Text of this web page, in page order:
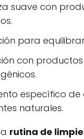
suave con
para
con
específico de
naturales.
rutina de